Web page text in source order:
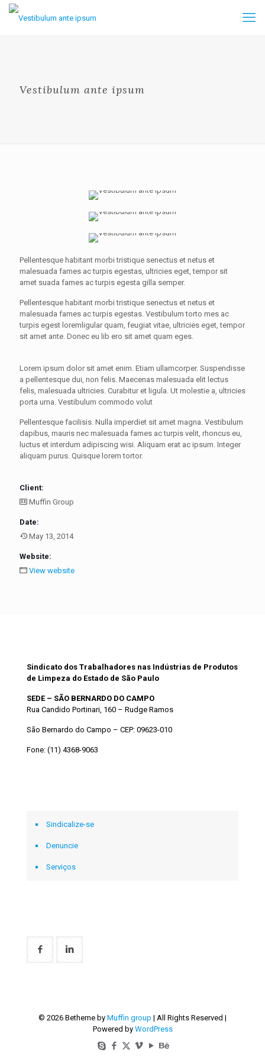
Vestibulum ante ipsum
Pellentesque habitant morbi tristique senectus et netus et
malesuada fames ac turpis egestas, ultricies eget, tempor sit
amet suada fames ac turpis egesta gilla semper.
Pellentesque habitant morbi tristique senectus et netus et
malesuada fames ac turpis egestas. Vestibulum torto mes ac
turpis egest loremligular quam, feugiat vitae, ultricies eget, tempor
sit amet ante. Donec eu lib ero sit amet quam eges.
Lorem ipsum dolor sit amet enim. Etiam ullamcorper. Suspendisse
a pellentesque dui, non felis. Maecenas malesuada elit lectus
felis, malesuada ultricies. Curabitur et ligula. Ut molestie a, ultricies
porta urna. Vestibulum commodo volut
Pellentesque facilisis. Nulla imperdiet sit amet magna. Vestibulum
dapibus, mauris nec malesuada fames ac turpis velit, rhoncus eu,
luctus et interdum adipiscing wisi. Aliquam erat ac ipsum. Integer
aliquam purus. Quisque lorem tortor.
Client:
Muffin Group
Date:
May 13, 2014
Website:
View website
Sindicato dos Trabalhadores nas Indústrias de Produtos
de Limpeza do Estado de São Paulo
SEDE – SÃO BERNARDO DO CAMPO
Rua Candido Portinari, 160 – Rudge Ramos
São Bernardo do Campo – CEP: 09623-010
Fone: (11) 4368-9063
Sindicalize-se
Denuncie
Serviços
© 2026 Betheme by Muffin group | All Rights Reserved |
Powered by WordPress